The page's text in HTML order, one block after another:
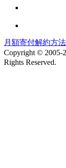
月額寄付解約方
Copyright ©
Rights Reserved.